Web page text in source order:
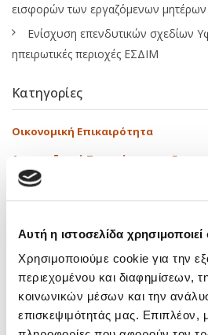
Αυτή η ιστοσελίδα
Χρησιμοποιούμε cookie για την
περιεχομένου και διαφημίσεων,
κοινωνικών μέσων και την
επισκεψιμότητάς μας. Επιπλέον,
εισφορών των εργαζόμενων μητέρων
Ενίσχυση επενδυτικών σχεδίων
ηπειρωτικές περιοχές ΕΣΔΙΜ
Κατηγορίες
Οικονομική Επικαιρότητα
Αναπτυξιακά Προγράμματα –
Εκπαιδευτικά
Media
Νόμοι – Εγκύκλιοι